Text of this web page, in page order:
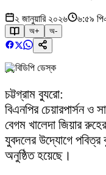
২ জানুয়ারি ২০২৬ ৬:৫৯
অ+ অ-
বিডিপি ডেস্ক
চট্টগ্রাম ব্যুরো:
‎বিএনপির চেয়ারপার্সন ও
বেগম খালেদা জিয়ার
যুবদলের উদ্যোগে
অনুষ্ঠিত হয়েছে।